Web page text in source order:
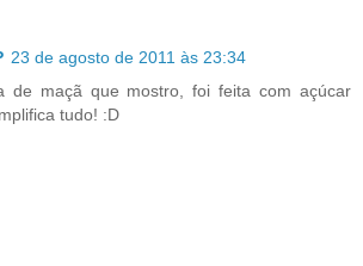
23 de agosto de 2011 às 23:34
de maçã que mostro, foi feita com açúcar
tudo! :D